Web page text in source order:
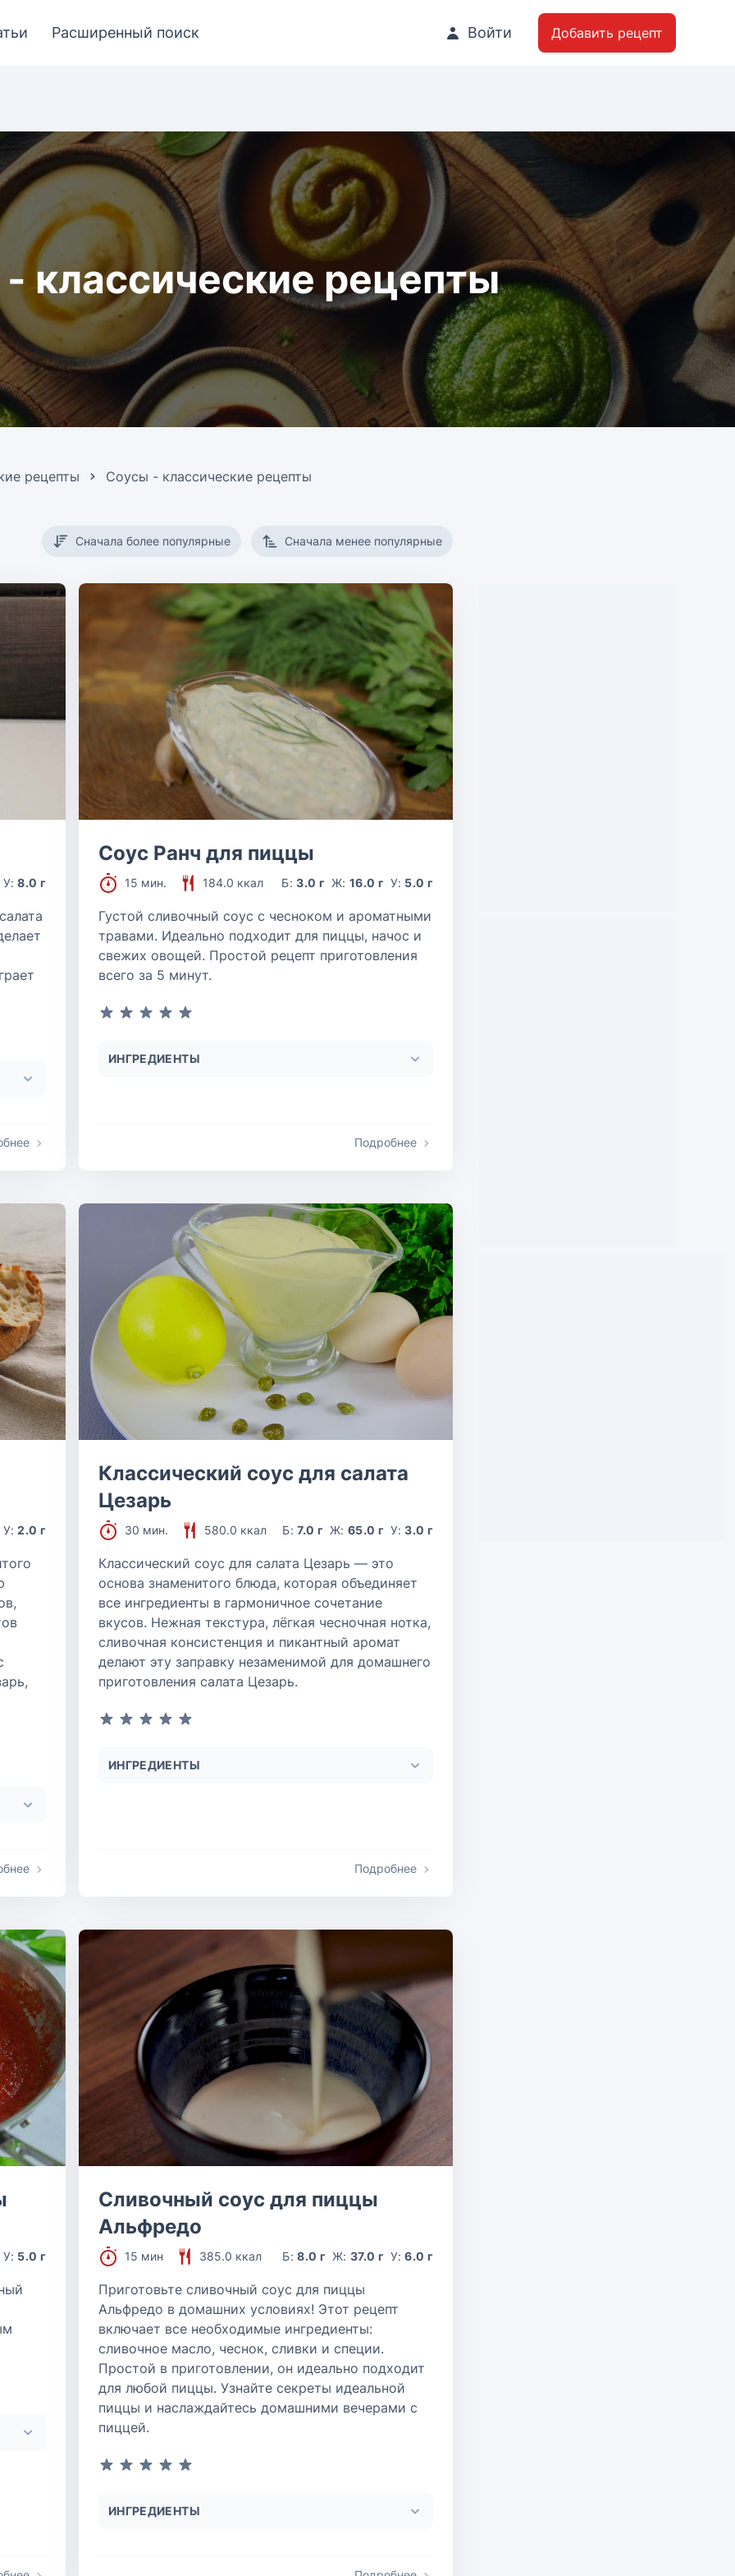
Расширенный поиск Войти Добавить рецепт
классические рецепты
рецепты Соусы - классические рецепты
Сначала более популярные Сначала менее популярные
У:8.0 г
Соус Ранч для пиццы
15 мин. 184.0 ккал Б:3.0 г Ж:16.0 г У: 5.0 г
Густой сливочный соус с чесноком и ароматными
травами. Идеально подходит для пиццы, начос и
свежих овощей. Простой рецепт приготовления
всего за 5 минут.
ИНГРЕДИЕНТЫ
Подробнее
У:2.0 г
Классический соус для салата
Цезарь
30 мин. 580.0 ккал Б:7.0 г Ж:65.0 г У:3.0 г
Классический соус для салата Цезарь — это
основа знаменитого блюда, которая объединяет
все ингредиенты в гармоничное сочетание
вкусов. Нежная текстура, лёгкая чесночная нотка,
сливочная консистенция и пикантный аромат
делают эту заправку незаменимой для домашнего
приготовления салата Цезарь.
ИНГРЕДИЕНТЫ
Подробнее
У: 5.0 г
Сливочный соус для пиццы
Альфредо
15 мин 385.0 ккал Б:8.0 г Ж:37.0 г У:6.0 г
Приготовьте сливочный соус для пиццы
Альфредо в домашних условиях! Этот рецепт
включает все необходимые ингредиенты:
сливочное масло, чеснок, сливки и специи.
Простой в приготовлении, он идеально подходит
для любой пиццы. Узнайте секреты идеальной
пиццы и наслаждайтесь домашними вечерами с
пиццей.
ИНГРЕДИЕНТЫ